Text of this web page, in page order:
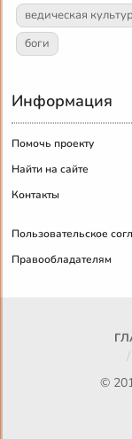
ведическая
боги
Информация
Помочь проекту
Найти на сайте
Контакты
Пользовательское
Правообладателям
©